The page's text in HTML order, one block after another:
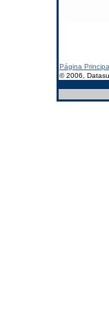
Página
© 2006,